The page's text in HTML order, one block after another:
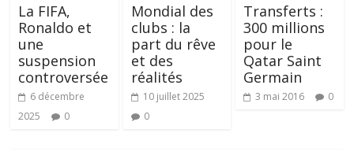
La FIFA,
Ronaldo et
une
suspension
controversée
6 décembre
2025
0
Mondial des
clubs : la
part du rêve
et des
réalités
10 juillet 2025
0
Transferts :
300 millions
pour le
Qatar Saint
Germain
3 mai 2016 0